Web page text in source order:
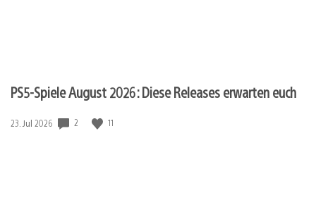
PS5-Spiele August 2026: Diese Releases erwarten euch
Veröffentlichungsdatum:
23. Jul 2026 2 11